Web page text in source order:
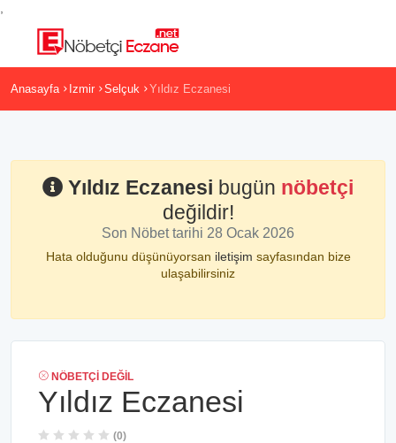
Anasayfa Izmir Selçuk Yıldız Eczanesi
Yıldız Eczanesi bugün nöbetçi
değildir!
Son Nöbet tarihi 28 Ocak 2026
Hata olduğunu düşünüyorsan iletişim sayfasından bize
ulaşabilirsiniz
NÖBETÇI DEĞIL
Yıldız Eczanesi
(0)